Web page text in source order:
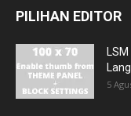
PILIHAN EDITOR
5